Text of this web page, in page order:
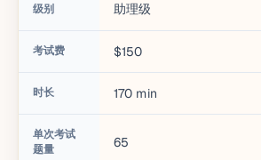
级别 助理级
考试费 $150
时长 170 min
单次考试
题量
65